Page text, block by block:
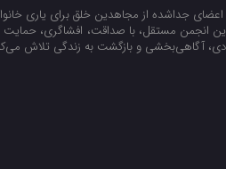
جداشده از مجاهدین خلق برای یاری
انجمن مستقل، با صداقت، افشاگری، حمایت
آگاهی‌بخشی و بازگشت به زندگی تلاش